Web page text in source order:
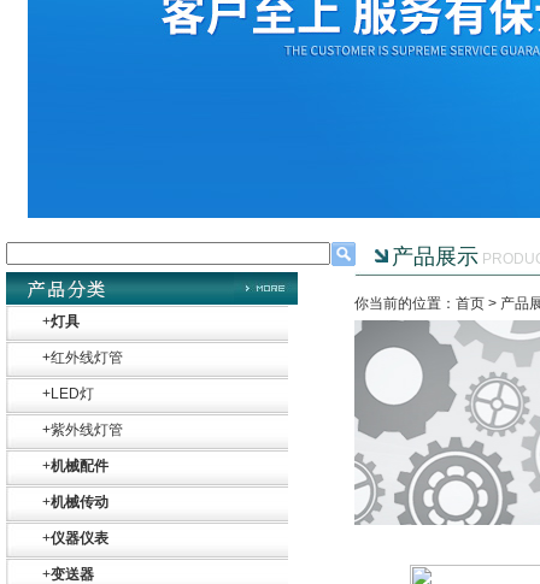
+灯具
+红外线灯管
+LED灯
+紫外线灯管
+机械配件
+机械传动
+仪器仪表
+变送器
Belimo SF24A-
MFT
产品展示
你当前的位置：首页 > 产品